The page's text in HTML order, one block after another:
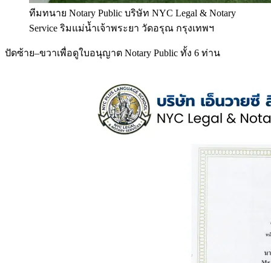
ทีมทนาย Notary Public บริษัท NYC Legal & Notary
Service ริมแม่น้ำเจ้าพระยา วัดอรุณ กรุงเทพฯ
ปัดซ้าย–ขวาเพื่อดูใบอนุญาต Notary Public ทั้ง 6 ท่าน